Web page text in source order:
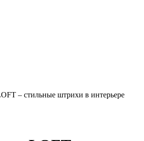
– стильные штрихи в интерьере